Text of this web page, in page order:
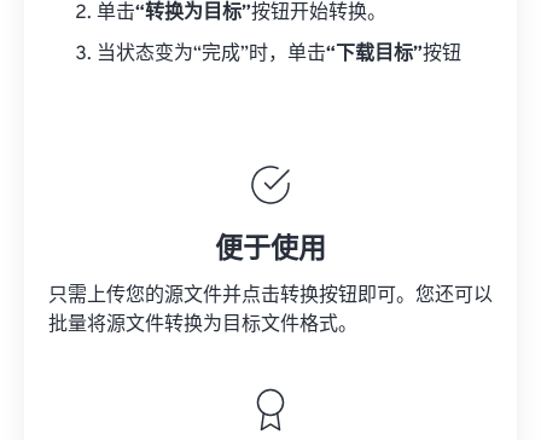
单击“转换为目标”按钮开始转换。
当状态变为“完成”时，单击“下载目标”按钮
便于使用
只需上传您的源文件并点击转换按钮即可。您还可以
批量将源文件转换为目标文件格式。